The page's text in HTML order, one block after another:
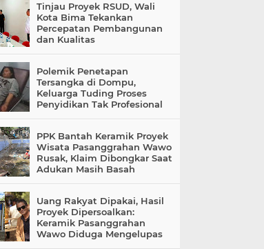
Tinjau Proyek RSUD, Wali
Kota Bima Tekankan
Percepatan Pembangunan
dan Kualitas
Polemik Penetapan
Tersangka di Dompu,
Keluarga Tuding Proses
Penyidikan Tak Profesional
PPK Bantah Keramik Proyek
Wisata Pasanggrahan Wawo
Rusak, Klaim Dibongkar Saat
Adukan Masih Basah
Uang Rakyat Dipakai, Hasil
Proyek Dipersoalkan:
Keramik Pasanggrahan
Wawo Diduga Mengelupas